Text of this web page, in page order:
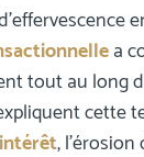
a
tout au long
cette
,